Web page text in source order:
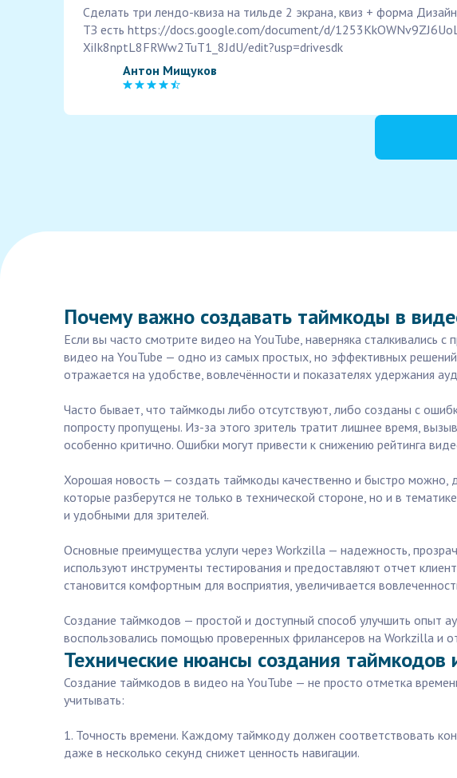
Сделать три лендо-квиза на тильде 2 экрана, квиз + форма
ТЗ есть https://docs.google.com/document/d/
XiIk8nptL8FRWw2TuT1_8JdU/edit?usp=drivesdk
Антон Мищуков
Почему важно создавать таймкоды в
Если вы часто смотрите видео на YouTube, наверняка сталкивались
видео на YouTube — одно из самых простых, но эффективных
отражается на удобстве, вовлечённости и показателях удержания
Часто бывает, что таймкоды либо отсутствуют, либо созданы с
попросту пропущены. Из-за этого зритель тратит лишнее время,
особенно критично. Ошибки могут привести к снижению рейтинга
Хорошая новость — создать таймкоды качественно и быстро
которые разберутся не только в технической стороне, но и в
и удобными для зрителей.
Основные преимущества услуги через Workzilla — надежность,
используют инструменты тестирования и предоставляют отчет
становится комфортным для восприятия, увеличивается
Создание таймкодов — простой и доступный способ улучшить опыт
воспользовались помощью проверенных фрилансеров на Workzilla и
Технические нюансы создания таймкодов
Создание таймкодов в видео на YouTube — не просто отметка
учитывать:
1. Точность времени. Каждому таймкоду должен соответствовать
даже в несколько секунд снижет ценность навигации.